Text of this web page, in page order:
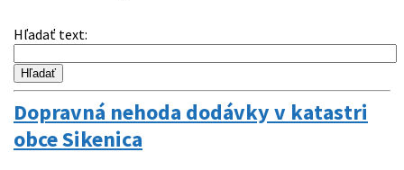
Hľadať text:
Dopravná nehoda dodávky v katastri
obce Sikenica